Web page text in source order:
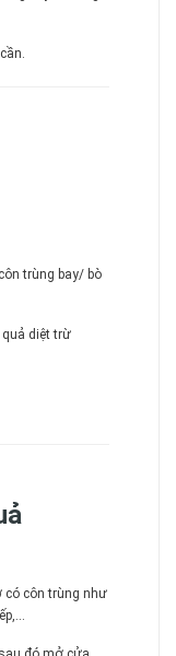
trùng bay/ bò
quả diệt trừ
có côn trùng như